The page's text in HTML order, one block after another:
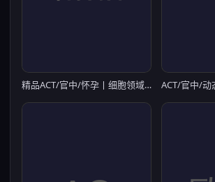
精品ACT/官中/怀孕丨细胞领域 CelSector v1.1.2 官方中文版+全CG回想【20260330】